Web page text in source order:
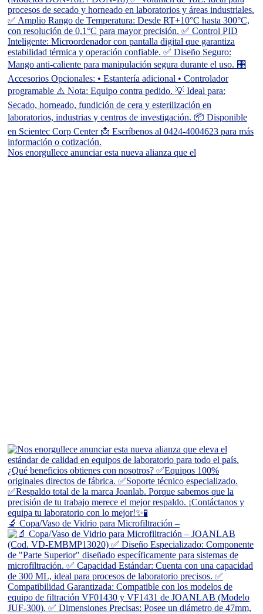
Nos enorgullece anunciar esta nueva alianza que el
🔬 Copa/Vaso de Vidrio para Microfiltración –